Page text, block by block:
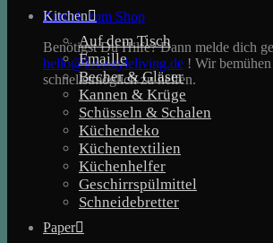
Zurück zum Shop
Benötigst Du Hilfe? Dann melde dich
hello@lovestyleliving.de ! Wir
schnellstmöglich zu helfen.
Kitchen
Auf dem Tisch
Emaille
Becher & Gläser
Kannen & Krüge
Schüsseln & Schalen
Küchendeko
Küchentextilien
Küchenhelfer
Geschirrspülmittel
Schneidebretter
Paper